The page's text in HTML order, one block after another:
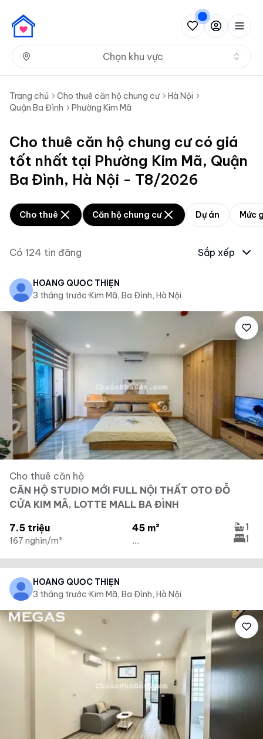
Chọn khu vực
Trang chủ Cho thuê căn hộ chung cư
Hà Nội
Quận Ba Đình
Phường Kim Mã
Cho thuê căn hộ chung cư có giá
tốt nhất tại Phường Kim Mã, Quận
Ba Đình, Hà Nội - T8/2026
Cho thuê Căn hộ chung cư Dự án Mức
Có 124 tin đăng Sắp xếp
HOÀNG QUỐC THIỆN
3 tháng trước·Kim Mã, Ba Đình, Hà Nội
Cho thuê căn hộ
CĂN HỘ STUDIO MỚI FULL NỘI THẤT OTO ĐỖ
CỬA KIM MÃ, LOTTE MALL BA ĐÌNH
7.5 triệu
167 nghìn/m²
45 m²
...
1
1
HOÀNG QUỐC THIỆN
3 tháng trước·Kim Mã, Ba Đình, Hà Nội